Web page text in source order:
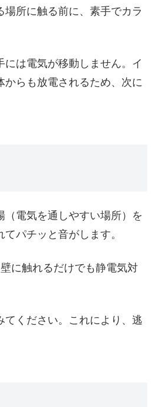
所に触る前に、素手でカラ
は電気が移動しません。イ
からも放電されるため、次に
電気を通しやすい場所）を
パチッと音がします。
に触れるだけでも静電気対
ください。これにより、逃